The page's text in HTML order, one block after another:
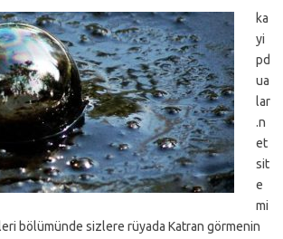
ka
yi
pd
ua
lar
.n
et
sit
e
mi
bölümünde sizlere rüyada Katran görmenin